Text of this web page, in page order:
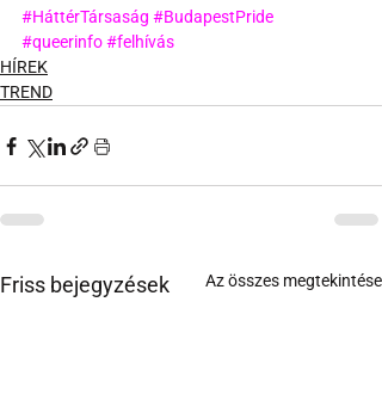
#HáttérTársaság #BudapestPride
#queerinfo#felhívás
HÍREK
TREND
Friss bejegyzések Az összes megtekintése